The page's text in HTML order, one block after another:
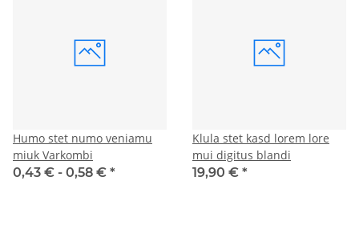
Humo stet numo veniamu
miuk Varkombi
0,43 € - 0,58 € *
Klula stet kasd lorem lore
mui digitus blandi
19,90 € *